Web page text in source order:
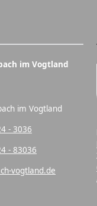
im Vogtland
im Vogtland
- 3036
- 83036
vogtland.de